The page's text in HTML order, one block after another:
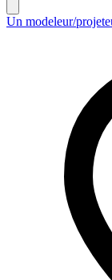
Un modeleur/